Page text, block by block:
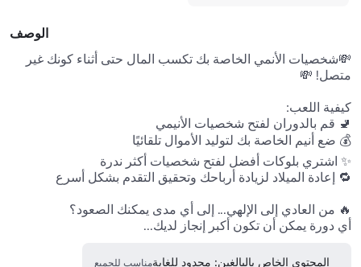
الوصف
أي دورة يمكن أن تكون أكبر إنجاز لديك...
المحتوى الخاص بالبالغين: محدود للغايةمناسب للجميع